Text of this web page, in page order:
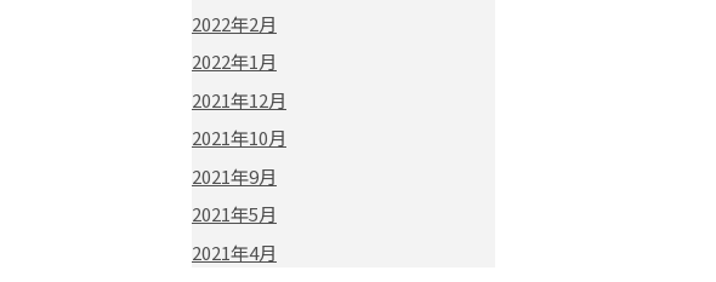
2022年2月
2022年1月
2021年12月
2021年10月
2021年9月
2021年5月
2021年4月